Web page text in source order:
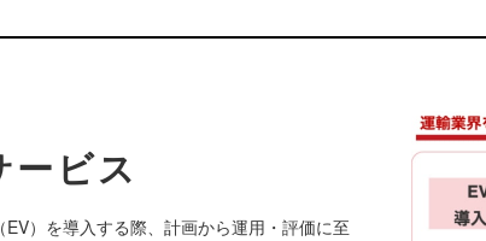
ビス
）を導入する際、計画から運用・評価に至